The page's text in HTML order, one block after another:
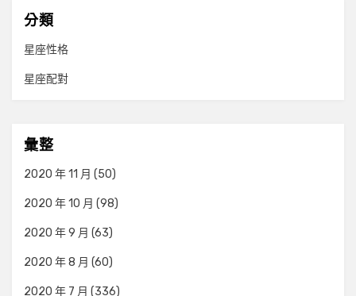
分類
星座性格
星座配對
彙整
2020 年 11 月 (50)
2020 年 10 月 (98)
2020 年 9 月 (63)
2020 年 8 月 (60)
2020 年 7 月 (336)